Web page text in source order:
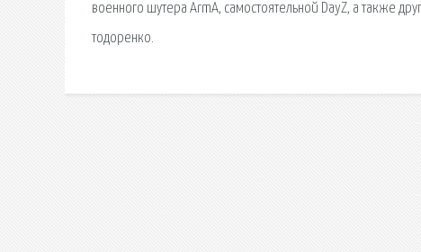
военного шутера ArmA, самостоятельной DayZ, а также
тодоренко.